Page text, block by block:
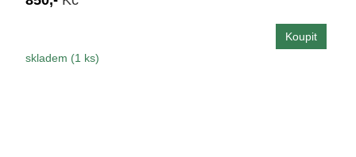
skladem (1 ks)